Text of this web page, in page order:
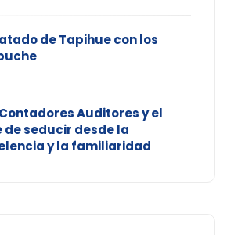
de Tapihue con los
Auditores y el
de seducir desde la
y la familiaridad